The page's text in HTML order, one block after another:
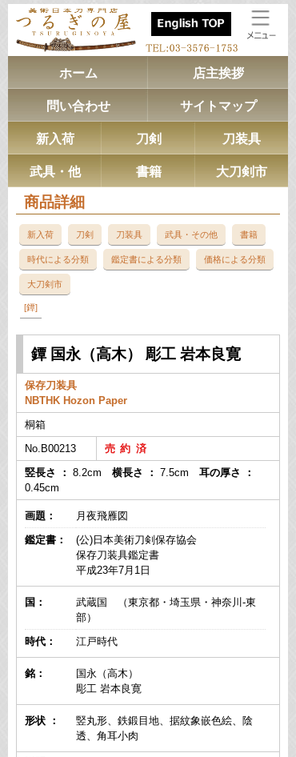
ホーム 店主挨拶
問い合わせ サイトマップ
新入荷 刀剣 刀装具
武具・他 書籍 大刀剣市
商品詳細
新入荷 刀剣 刀装具 武具・その他 書籍
時代による分類 鑑定書による分類 価格による分類
大刀剣市
鐔
鐔 国永（高木） 彫工 岩本良寛
保存刀装具
NBTHK Hozon Paper
桐箱
No.B00213
竪長さ ： 8.2cm 横長さ ： 7.5cm 耳の厚さ ：
0.45cm
画題：
月夜飛雁図
鑑定書：
(公)日本美術刀剣保存協会
保存刀装具鑑定書
平成23年7月1日
国：
武蔵国 （東京都・埼玉県・神奈川-東
部）
時代：
江戸時代
銘：
国永（高木）
彫工 岩本良寛
形状 ：
竪丸形、鉄鍛目地、据紋象嵌色絵、陰
透、角耳小肉